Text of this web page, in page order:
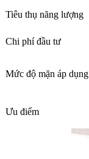
Tiêu thụ năng lượng
Chi phí đầu tư
Mức độ mặn áp dụng
Ưu điểm